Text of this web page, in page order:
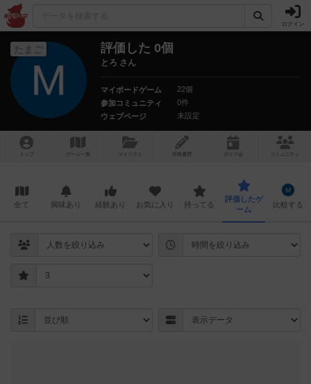
ログイン
たまご 評価した 0個
とろ さん
マイボードゲーム
22個
参加コミュニティ
0件
ウェブページ
未設定
トップ ゲーム一覧 マイリスト 投稿履歴 ボ ドゲ コミュニティ
全て 興味あり 経験あり お気に入り 持ってる
評価したゲ
ーム
比較する